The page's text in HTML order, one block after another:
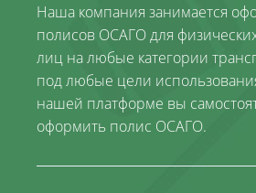
Наша компания занимается
полисов ОСАГО для
лиц на любые категории
под любые цели
нашей платформе вы
оформить полис ОСАГО.